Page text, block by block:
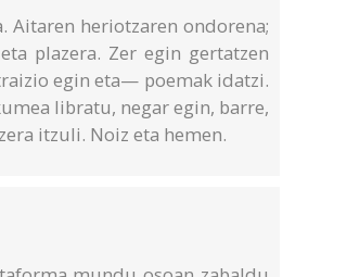
heriotzaren ondorena;
plazera. Zer egin gertatzen
egin eta— poemak idatzi.
libratu, negar egin, barre,
itzuli. Noiz eta hemen.